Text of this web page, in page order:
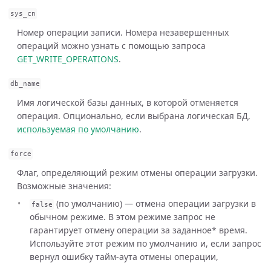
sys_cn
Номер операции записи. Номера незавершенных
операций можно узнать с помощью запроса
GET_WRITE_OPERATIONS.
db_name
Имя логической базы данных, в которой отменяется
операция. Опционально, если выбрана логическая БД,
используемая по умолчанию.
force
Флаг, определяющий режим отмены операции загрузки.
Возможные значения:
false (по умолчанию) — отмена операции загрузки в
обычном режиме. В этом режиме запрос не
гарантирует отмену операции за заданное* время.
Используйте этот режим по умолчанию и, если запрос
вернул ошибку тайм-аута отмены операции,